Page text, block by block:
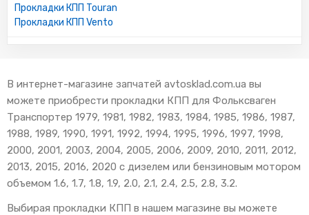
Прокладки КПП Touran
Прокладки КПП Vento
В интернет-магазине запчатей avtosklad.com.ua вы
можете приобрести прокладки КПП для Фольксваген
Транспортер 1979, 1981, 1982, 1983, 1984, 1985, 1986, 1987,
1988, 1989, 1990, 1991, 1992, 1994, 1995, 1996, 1997, 1998,
2000, 2001, 2003, 2004, 2005, 2006, 2009, 2010, 2011, 2012,
2013, 2015, 2016, 2020 с дизелем или бензиновым мотором
объемом 1.6, 1.7, 1.8, 1.9, 2.0, 2.1, 2.4, 2.5, 2.8, 3.2.
Выбирая прокладки КПП в нашем магазине вы можете